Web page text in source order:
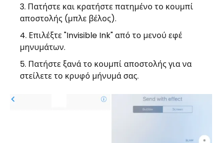
Πατήστε και κρατήστε πατημένο το κουμπί
αποστολής (μπλε βέλος).
Επιλέξτε "Invisible Ink" από το μενού εφέ
μηνυμάτων.
Πατήστε ξανά το κουμπί αποστολής για να
στείλετε το κρυφό μήνυμά σας.